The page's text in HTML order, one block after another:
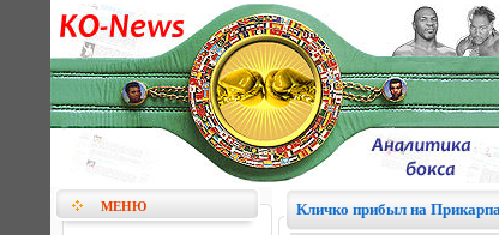
МЕНЮ Кличко прибыл на